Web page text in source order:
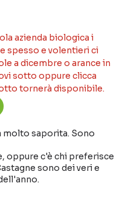
azienda biologica i
spesso e volentieri ci
a dicembre o arance in
sotto oppure clicca
tornerà disponibile.
molto saporita. Sono
oppure c'è chi preferisce
sono dei veri e